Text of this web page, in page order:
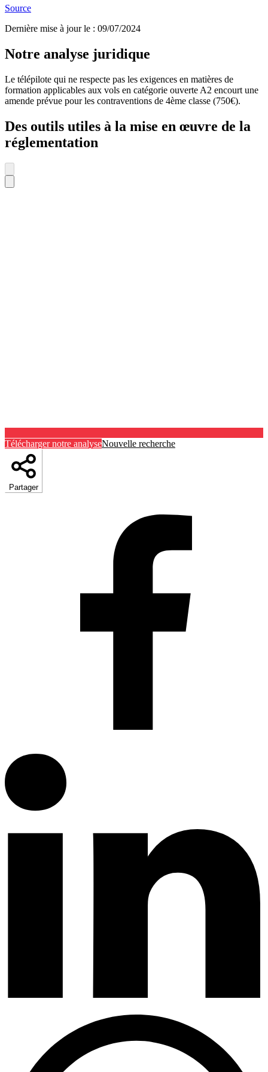
Source
Dernière mise à jour le : 09/07/2024
Notre analyse juridique
Le télépilote qui ne respecte pas les exigences en matières de
formation applicables aux vols en catégorie ouverte A2 encourt une
amende prévue pour les contraventions de 4ème classe (750€).
Des outils utiles à la mise en œuvre de la
réglementation
Télécharger notre analyseNouvelle recherche
Partager